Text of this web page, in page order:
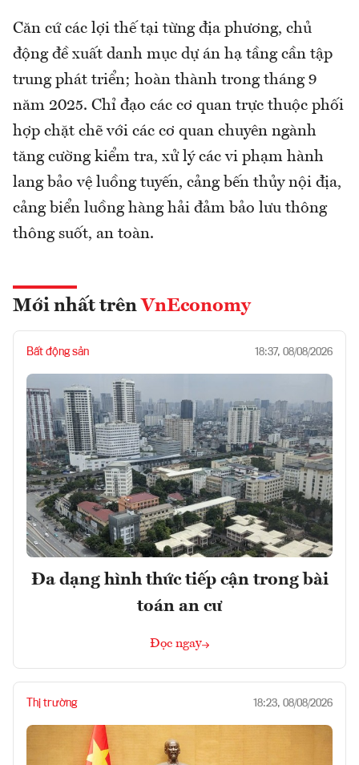
Căn cứ các lợi thế tại từng địa phương, chủ
động đề xuất danh mục dự án hạ tầng cần tập
trung phát triển; hoàn thành trong tháng 9
năm 2025. Chỉ đạo các cơ quan trực thuộc phối
hợp chặt chẽ với các cơ quan chuyên ngành
tăng cường kiểm tra, xử lý các vi phạm hành
lang bảo vệ luồng tuyến, cảng bến thủy nội địa,
cảng biển luồng hàng hải đảm bảo lưu thông
thông suốt, an toàn.
Mới nhất trên VnEconomy
Bất động sản 18:37, 08/08/2026
Đa dạng hình thức tiếp cận trong bài
toán an cư
Đọc ngay
Thị trường 18:23, 08/08/2026